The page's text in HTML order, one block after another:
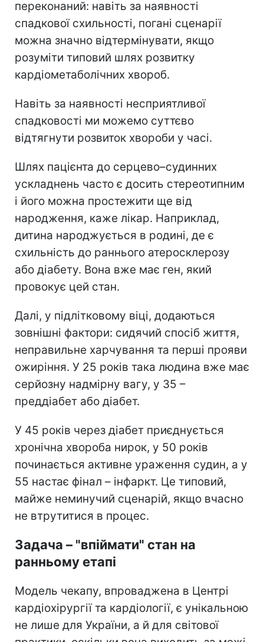
переконаний: навіть за наявності
спадкової схильності, погані сценарії
можна значно відтермінувати, якщо
розуміти типовий шлях розвитку
кардіометаболічних хвороб.
Навіть за наявності несприятливої
спадковості ми можемо суттєво
відтягнути розвиток хвороби у часі.
Шлях пацієнта до серцево–судинних
ускладнень часто є досить стереотипним
і його можна простежити ще від
народження, каже лікар. Наприклад,
дитина народжується в родині, де є
схильність до раннього атеросклерозу
або діабету. Вона вже має ген, який
провокує цей стан.
Далі, у підлітковому віці, додаються
зовнішні фактори: сидячий спосіб життя,
неправильне харчування та перші прояви
ожиріння. У 25 років така людина вже має
серйозну надмірну вагу, у 35 –
преддіабет або діабет.
У 45 років через діабет приєднується
хронічна хвороба нирок, у 50 років
починається активне ураження судин, а у
55 настає фінал – інфаркт. Це типовий,
майже неминучий сценарій, якщо вчасно
не втрутитися в процес.
Задача – "впіймати" стан на
ранньому етапі
Модель чекапу, впроваджена в Центрі
кардіохірургії та кардіології, є унікальною
не лише для України, а й для світової